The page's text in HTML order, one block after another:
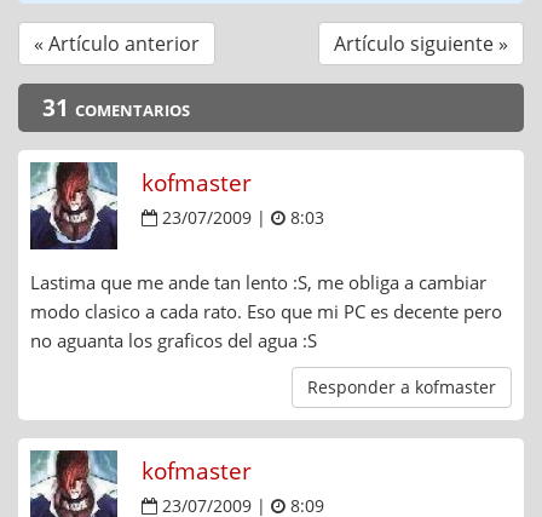
« Artículo anterior Artículo siguiente »
31 comentarios
kofmaster
23/07/2009 | 8:03
Lastima que me ande tan lento :S, me obliga a cambiar
modo clasico a cada rato. Eso que mi PC es decente pero
no aguanta los graficos del agua :S
Responder a kofmaster
kofmaster
23/07/2009 | 8:09